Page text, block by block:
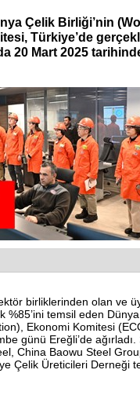
Çelik Birliği’nin
Türkiye’de
20 Mart 2025
birliklerinden olan ve
%85’ini temsil eden
Ekonomi Komitesi
günü Ereğli’de ağırladı.
China Baowu Steel
Çelik Üreticileri Derneği